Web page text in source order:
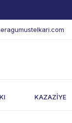
KAZAZİYE